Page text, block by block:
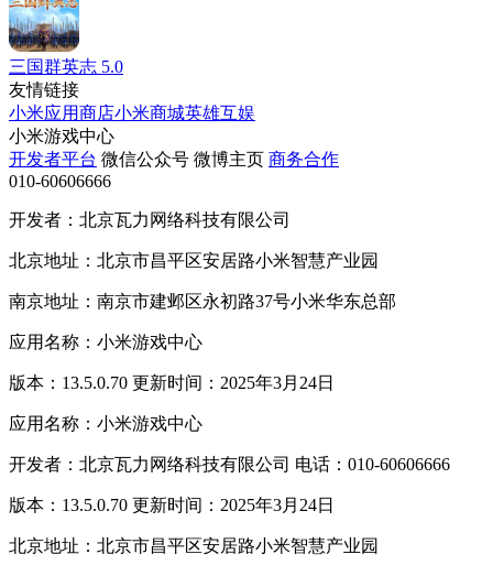
三国群英志 5.0
友情链接
小米应用商店小米商城英雄互娱
小米游戏中心
开发者平台 微信公众号 微博主页 商务合作
010-60606666
开发者：北京瓦力网络科技有限公司
北京地址：北京市昌平区安居路小米智慧产业园
南京地址：南京市建邺区永初路37号小米华东总部
应用名称：小米游戏中心
版本：13.5.0.70 更新时间：2025年3月24日
应用名称：小米游戏中心
开发者：北京瓦力网络科技有限公司 电话：010-60606666
版本：13.5.0.70 更新时间：2025年3月24日
北京地址：北京市昌平区安居路小米智慧产业园